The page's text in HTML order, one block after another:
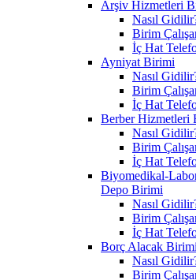
Arşiv Hizmetleri
Nasıl
Birim
İç Hat
Ayniyat Birimi
Nasıl
Birim
İç Hat
Berber Hizmetleri
Nasıl
Birim
İç Hat
Biyomedikal-
Depo Birimi
Nasıl
Birim
İç Hat
Borç Alacak Birimi
Nasıl
Birim